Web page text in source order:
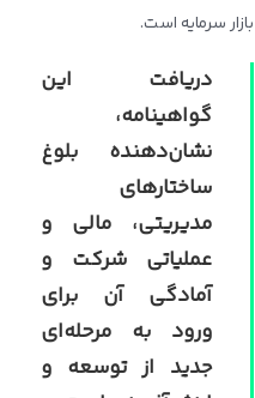
بازار سرمایه است.
دریافت این
گواهینامه،
نشان‌دهنده بلوغ
ساختارهای
مدیریتی، مالی و
عملیاتی شرکت و
آمادگی آن برای
ورود به مرحله‌ای
جدید از توسعه و